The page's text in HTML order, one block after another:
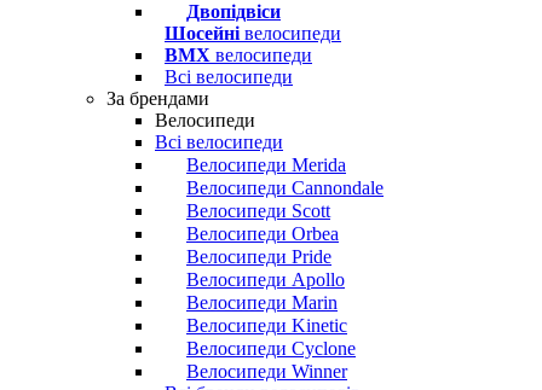
Двопідвіси
Шосейні велосипеди
BMX велосипеди
Всі велосипеди
За брендами
Велосипеди
Всі велосипеди
Велосипеди Merida
Велосипеди Cannondale
Велосипеди Scott
Велосипеди Orbea
Велосипеди Pride
Велосипеди Apollo
Велосипеди Marin
Велосипеди Kinetic
Велосипеди Cyclone
Велосипеди Winner